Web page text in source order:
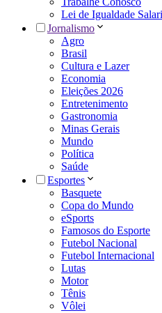
Lei de Igualdade
Jornalismo
Agro
Brasil
Cultura e Lazer
Economia
Eleições 2026
Entretenimento
Gastronomia
Minas Gerais
Mundo
Política
Saúde
Esportes
Basquete
Copa do Mundo
eSports
Famosos do Esporte
Futebol Nacional
Futebol Internacional
Lutas
Motor
Tênis
Vôlei